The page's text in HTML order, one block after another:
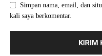
Simpan nama, email, dan
kali saya berkomentar.